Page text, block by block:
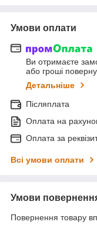
Умови оплати
Ви отримаєте
або гроші
Детальніше
Післяплата
Оплата на
Оплата за
Всі умови оплати
Умови
Повернення товару